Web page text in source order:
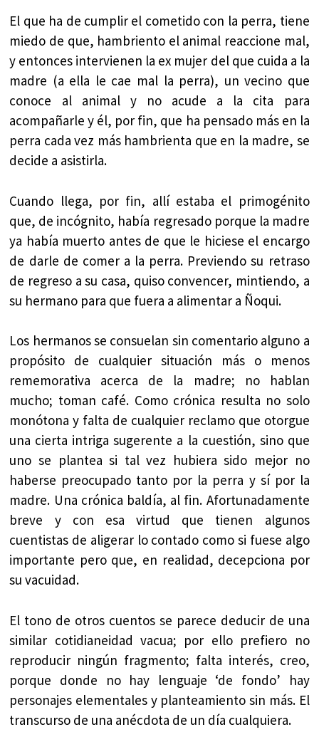
El que ha de cumplir el cometido con la perra, tiene
miedo de que, hambriento el animal reaccione mal,
y entonces intervienen la ex mujer del que cuida a la
madre (a ella le cae mal la perra), un vecino que
conoce al animal y no acude a la cita para
acompañarle y él, por fin, que ha pensado más en la
perra cada vez más hambrienta que en la madre, se
decide a asistirla.
Cuando llega, por fin, allí estaba el primogénito
que, de incógnito, había regresado porque la madre
ya había muerto antes de que le hiciese el encargo
de darle de comer a la perra. Previendo su retraso
de regreso a su casa, quiso convencer, mintiendo, a
su hermano para que fuera a alimentar a Ñoqui.
Los hermanos se consuelan sin comentario alguno a
propósito de cualquier situación más o menos
rememorativa acerca de la madre; no hablan
mucho; toman café. Como crónica resulta no solo
monótona y falta de cualquier reclamo que otorgue
una cierta intriga sugerente a la cuestión, sino que
uno se plantea si tal vez hubiera sido mejor no
haberse preocupado tanto por la perra y sí por la
madre. Una crónica baldía, al fin. Afortunadamente
breve y con esa virtud que tienen algunos
cuentistas de aligerar lo contado como si fuese algo
importante pero que, en realidad, decepciona por
su vacuidad.
El tono de otros cuentos se parece deducir de una
similar cotidianeidad vacua; por ello prefiero no
reproducir ningún fragmento; falta interés, creo,
porque donde no hay lenguaje ‘de fondo’ hay
personajes elementales y planteamiento sin más. El
transcurso de una anécdota de un día cualquiera.